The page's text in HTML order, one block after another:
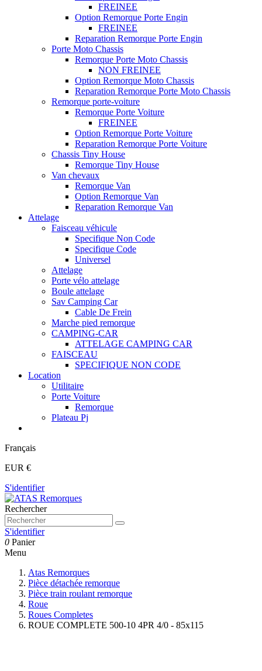
FREINEE
Option Remorque Porte Engin
FREINEE
Reparation Remorque Porte Engin
Porte Moto Chassis
Remorque Porte Moto Chassis
NON FREINEE
Option Remorque Moto Chassis
Reparation Remorque Porte Moto Chassis
Remorque porte-voiture
Remorque Porte Voiture
FREINEE
Option Remorque Porte Voiture
Reparation Remorque Porte Voiture
Chassis Tiny House
Remorque Tiny House
Van chevaux
Remorque Van
Option Remorque Van
Reparation Remorque Van
Attelage
Faisceau véhicule
Specifique Non Code
Specifique Code
Universel
Attelage
Porte vélo attelage
Boule attelage
Sav Camping Car
Cable De Frein
Marche pied remorque
CAMPING-CAR
ATTELAGE CAMPING CAR
FAISCEAU
SPECIFIQUE NON CODE
Location
Utilitaire
Porte Voiture
Remorque
Plateau Pj
Français
EUR €
S'identifier
Rechercher
S'identifier
0 Panier
Menu
Atas Remorques
Pièce détachée remorque
Pièce train roulant remorque
Roue
Roues Completes
ROUE COMPLETE 500-10 4PR 4/0 - 85x115